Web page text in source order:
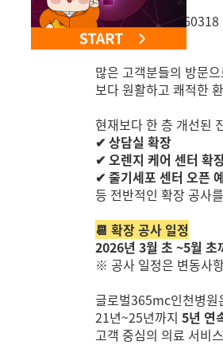
많은 고객분들의 방문
보다 원활하고 쾌적한
현재보다 한 층 개선된
✔ 상담실 확장
✔ 오렌지 케어 센터 확
✔ 줄기세포 센터 오픈
등 전반적인 확장 공사
📆 확장 공사 일정
2026년 3월 초 ~5월 초
※ 공사 일정은 변동사
글로벌365mc인천병원
21년~25년까지 5년 연
고객 중심의 의료 서비